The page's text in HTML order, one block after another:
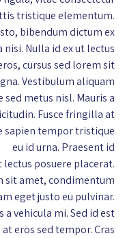
tristique elementum.
bibendum dictum ex
Nulla id ex ut lectus
cursus sed lorem sit
Vestibulum aliquam
sed metus nisl. Mauris a
Fusce fringilla at
sapien tempor tristique
eu id urna. Praesent id
lectus posuere placerat.
sit amet, condimentum
eget justo eu pulvinar.
a vehicula mi. Sed id est
eros sed tempor. Cras